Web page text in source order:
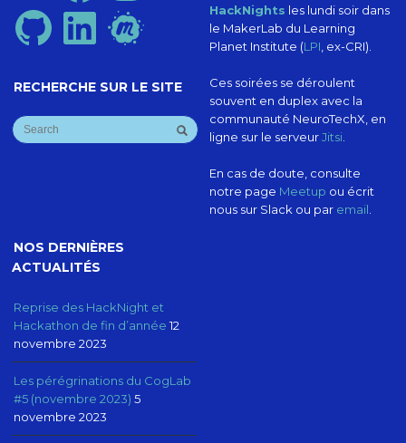
GitHub LinkedIn Meetup
RECHERCHE SUR LE SITE
HackNights les lundi soir dans
le MakerLab du Learning
Planet Institute (LPI , ex-CRI).
Ces soirées se déroulent
souvent en duplex avec la
communauté NeuroTechX, en
ligne sur le serveurJitsi.
En cas de doute, consulte
notre page Meetup ou écrit
nous sur Slack ou par email
NOS DERNIÈRES
ACTUALITÉS
Reprise des HackNight et
Hackathon de fin d’année 12
novembre 2023
Les pérégrinations du CogLab
#5 (novembre 2023) 5
novembre 2023